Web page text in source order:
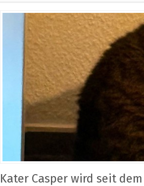
Kater Casper wird seit dem